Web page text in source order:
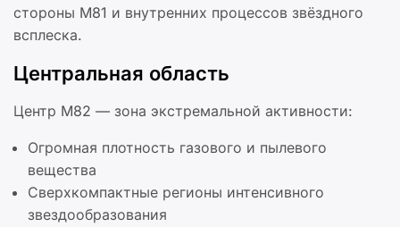
стороны M81 и внутренних процессов звёздного
всплеска.
Центральная область
Центр M82 — зона экстремальной активности:
Огромная плотность газового и пылевого
вещества
Сверхкомпактные регионы интенсивного
звездообразования